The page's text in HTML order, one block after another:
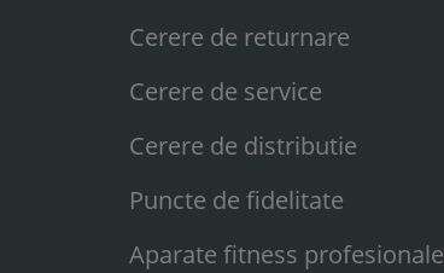
Cerere de returnare
Cerere de service
Cerere de distributie
Puncte de fidelitate
Aparate fitness profesionale